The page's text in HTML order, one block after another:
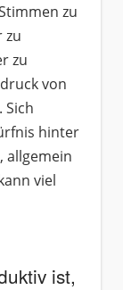
zu
zu
zu
von
Sich
hinter
allgemein
viel
ist,